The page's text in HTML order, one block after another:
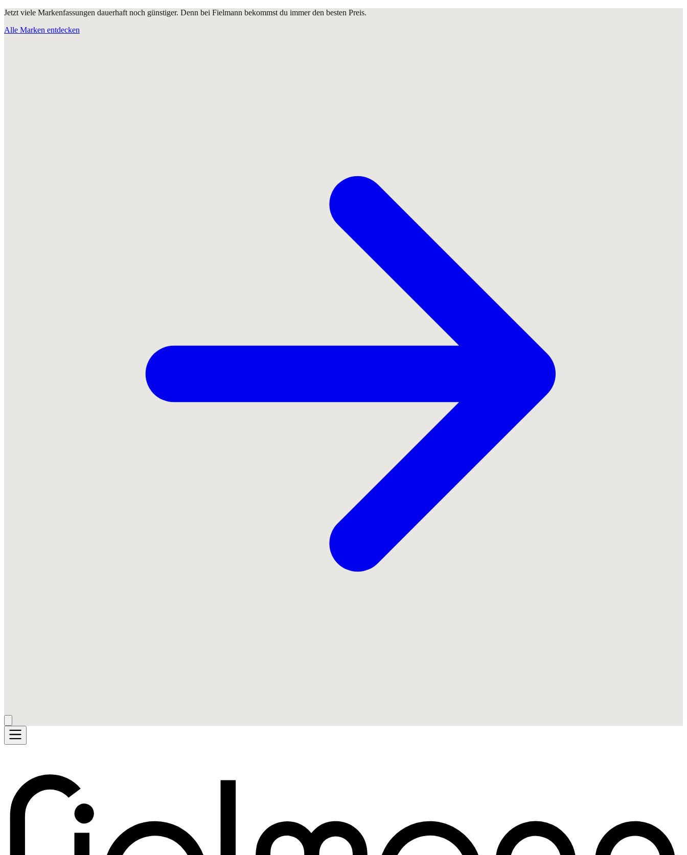
Jetzt viele Markenfassungen dauerhaft noch günstiger. Denn bei Fielmann bekommst du immer den besten Preis.
Alle Marken entdecken